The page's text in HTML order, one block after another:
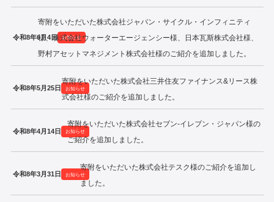
令和8年6月4日 お知らせ
寄附をいただいた株式会社ジャパン・サイクル・インフィニティ
様、株式会社ウォーターエージェンシー様、日本瓦斯株式会社様、
野村アセットマネジメント株式会社様のご紹介を追加しました。
令和8年5月25日 お知らせ
寄附をいただいた株式会社三井住友ファイナンス&リース株
式会社様のご紹介を追加しました。
令和8年4月14日 お知らせ
寄附をいただいた株式会社セブン‐イレブン・ジャパン様の
ご紹介を追加しました。
令和8年3月31日 お知らせ
寄附をいただいた株式会社テスク様のご紹介を追加し
ました。